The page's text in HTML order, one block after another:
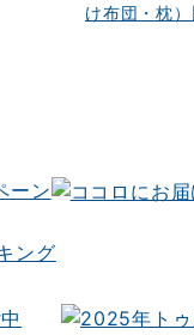
け布団・枕
ーン